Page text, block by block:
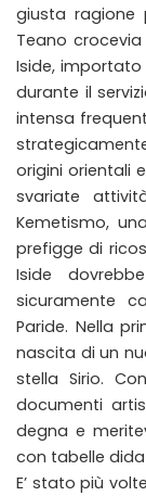
giusta ragione
Teano
Iside,
durante il
intensa
origini orientali
svariate
Kemetismo,
prefigge di
Iside
sicuramente
Paride. Nella
nascita di un
stella Sirio.
documenti
degna e
con tabelle
E’ stato più